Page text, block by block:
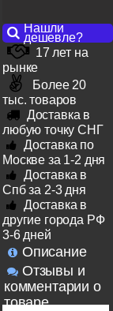
Нашли
дешевле?
17 лет на
рынке
Более 20
тыс. товаров
Доставка в
любую точку СНГ
Доставка по
Москве за 1-2 дня
Доставка в
Спб за 2-3 дня
Доставка в
другие города РФ
3-6 дней
Описание
Отзывы и
комментарии о
товаре